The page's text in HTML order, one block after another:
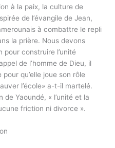
à la paix, la culture de
de l’évangile de Jean,
à combattre le repli
la prière. Nous devons
pour construire l’unité
de l’homme de Dieu, il
qu’elle joue son rôle
l’école» a-t-il martelé.
de Yaoundé, « l’unité et la
friction ni divorce ».